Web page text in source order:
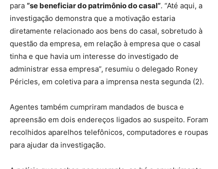
para “se beneficiar do patrimônio do casal”. “Até aqui, a
investigação demonstra que a motivação estaria
diretamente relacionado aos bens do casal, sobretudo à
questão da empresa, em relação à empresa que o casal
tinha e que havia um interesse do investigado de
administrar essa empresa”, resumiu o delegado Roney
Péricles, em coletiva para a imprensa nesta segunda (2).
Agentes também cumpriram mandados de busca e
apreensão em dois endereços ligados ao suspeito. Foram
recolhidos aparelhos telefônicos, computadores e roupas
para ajudar da investigação.